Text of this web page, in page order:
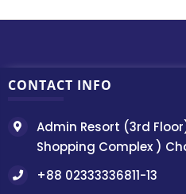
CONTACT INFO
Admin Resort (3rd
Shopping Complex )
+88 02333336811-13